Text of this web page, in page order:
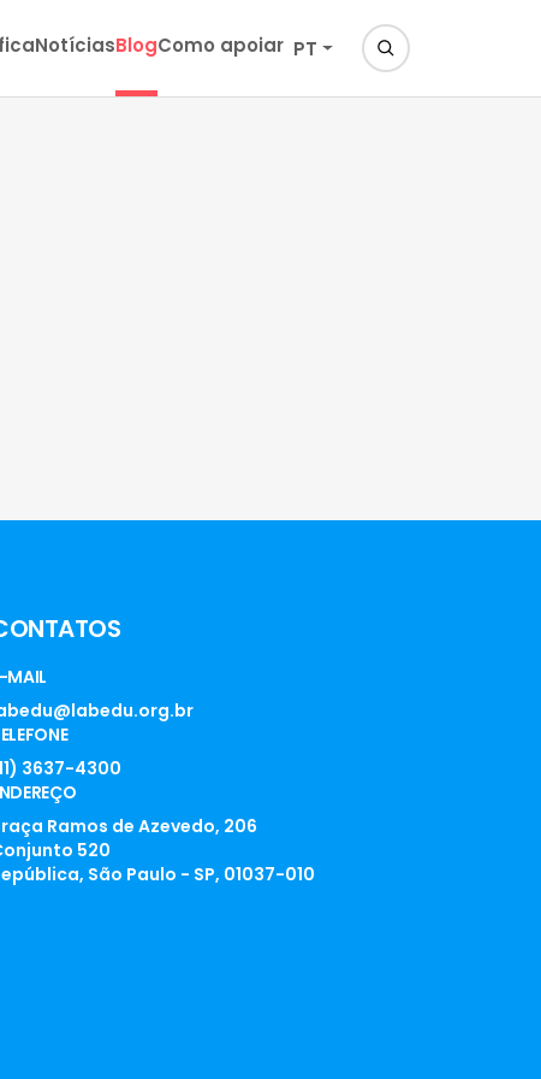
NotíciasBlogComo apoiar PT
MAIL
3637-4300
Ramos de Azevedo, 206
520
São Paulo - SP, 01037-010